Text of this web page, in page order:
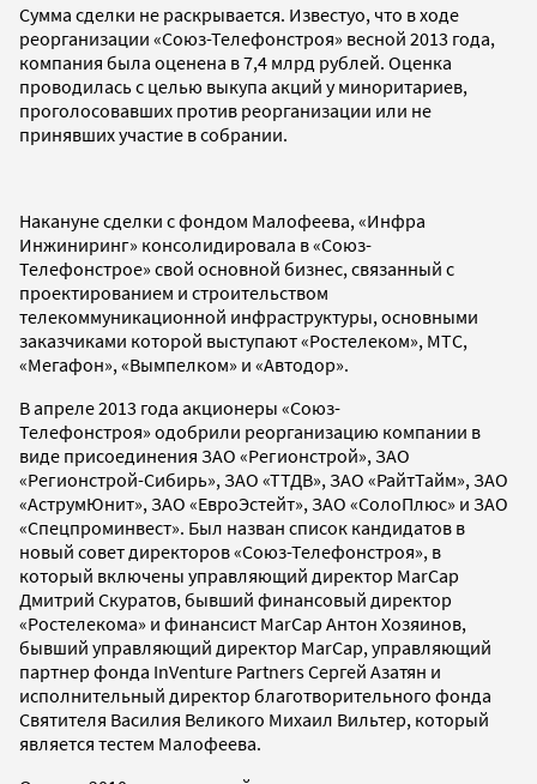
Сумма сделки не раскрывается. Известyо, что в ходе
реорганизации «Союз-Телефонстроя» весной 2013 года,
компания была оценена в 7,4 млрд рублей. Оценка
проводилась с целью выкупа акций у миноритариев,
проголосовавших против реорганизации или не
принявших участие в собрании.
Накануне сделки с фондом Малофеева, «Инфра
Инжиниринг» консолидировала в «Союз-
Телефонстрое» свой основной бизнес, связанный с
проектированием и строительством
телекоммуникационной инфраструктуры, основными
заказчиками которой выступают «Ростелеком», МТС,
«Мегафон», «Вымпелком» и «Автодор».
В апреле 2013 года акционеры «Союз-
Телефонстроя» одобрили реорганизацию компании в
виде присоединения ЗАО «Регионстрой», ЗАО
«Регионстрой-Сибирь», ЗАО «ТТДВ», ЗАО «РайтТайм», ЗАО
«АструмЮнит», ЗАО «ЕвроЭстейт», ЗАО «СолоПлюс» и ЗАО
«Спецпроминвест». Был назван список кандидатов в
новый совет директоров «Союз-Телефонстроя», в
который включены управляющий директор MarCap
Дмитрий Скуратов, бывший финансовый директор
«Ростелекома» и финансист MarCap Антон Хозяинов,
бывший управляющий директор MarCap, управляющий
партнер фонда InVenture Partners Сергей Азатян и
исполнительный директор благотворительного фонда
Святителя Василия Великого Михаил Вильтер, который
является тестем Малофеева.